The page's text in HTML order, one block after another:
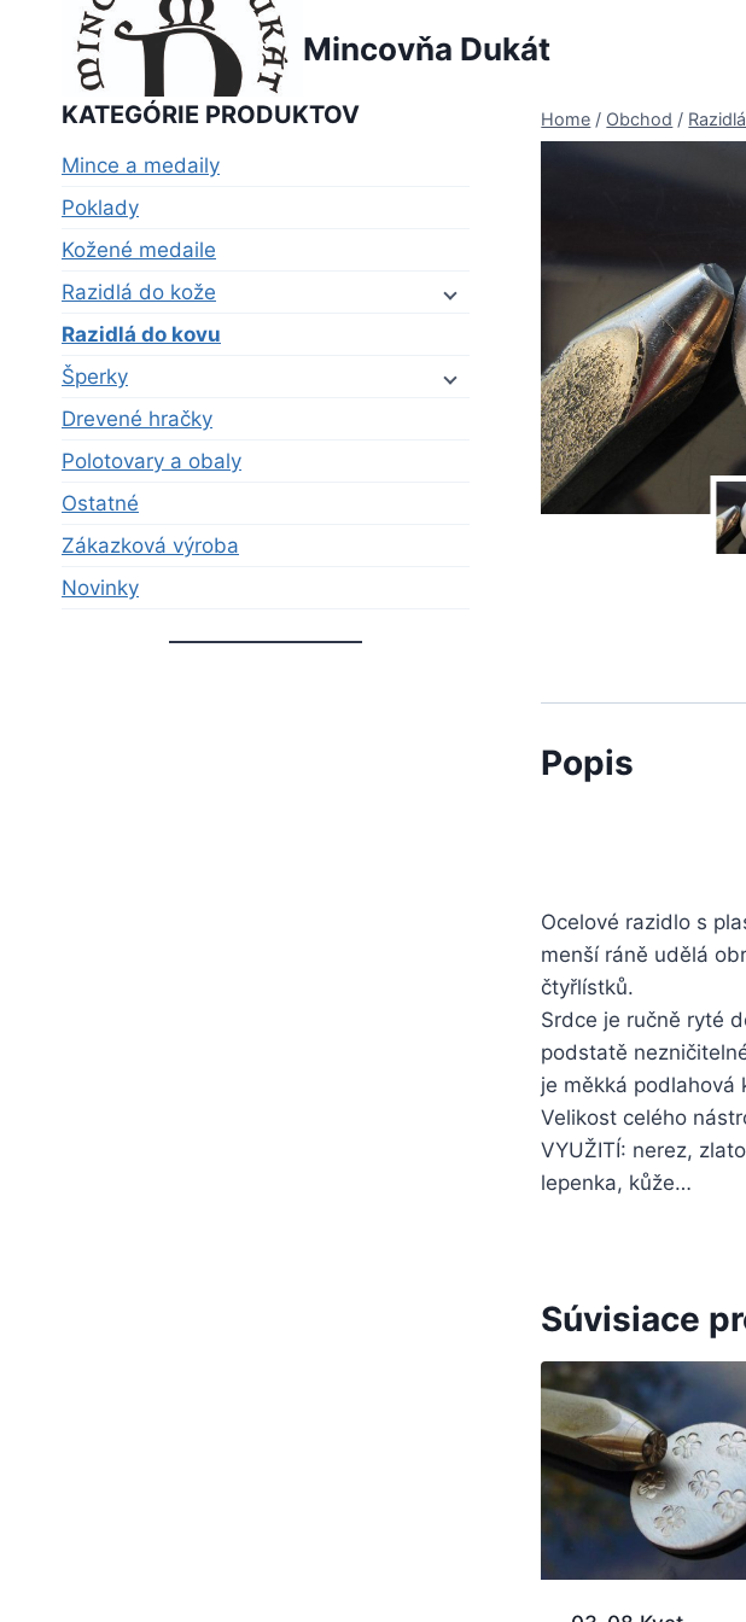
Mincovňa Dukát
Home / Obchod /
Popis
Ocelové razidlo s
menší ráně udělá
čtyřlístků.
Srdce je ručně ryté
podstatě
je měkká podlahová
Velikost celého
VYUŽITÍ: nerez,
lepenka, kůže…
Súvisiace
KATEGÓRIE PRODUKTOV
Mince a medaily
Poklady
Kožené medaile
Razidlá do kože
Razidlá do kovu
Šperky
Drevené hračky
Polotovary a obaly
Ostatné
Zákazková výroba
Novinky